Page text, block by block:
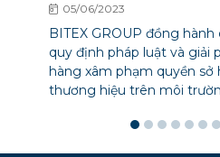
05/06/2023
BITEX GROUP đồng
quy định pháp luật và giải
hàng xâm phạm quyền sở
thương hiệu trên môi